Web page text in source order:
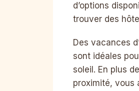
d’options
trouver des
Des vacances
sont idéales
soleil. En plus
proximité, vous